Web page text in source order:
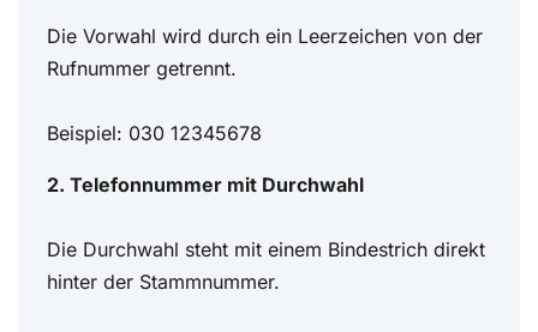
Die Vorwahl wird durch ein Leerzeichen von der
Rufnummer getrennt.
Beispiel: 030 12345678
2. Telefonnummer mit Durchwahl
Die Durchwahl steht mit einem Bindestrich direkt
hinter der Stammnummer.